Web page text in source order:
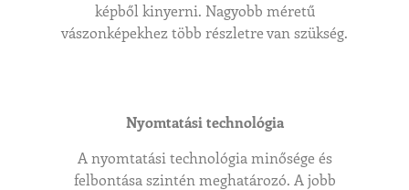
képből kinyerni. Nagyobb méretű
vászonképekhez több részletre van szükség.
Nyomtatási technológia
A nyomtatási technológia minősége és
felbontása szintén meghatározó. A jobb